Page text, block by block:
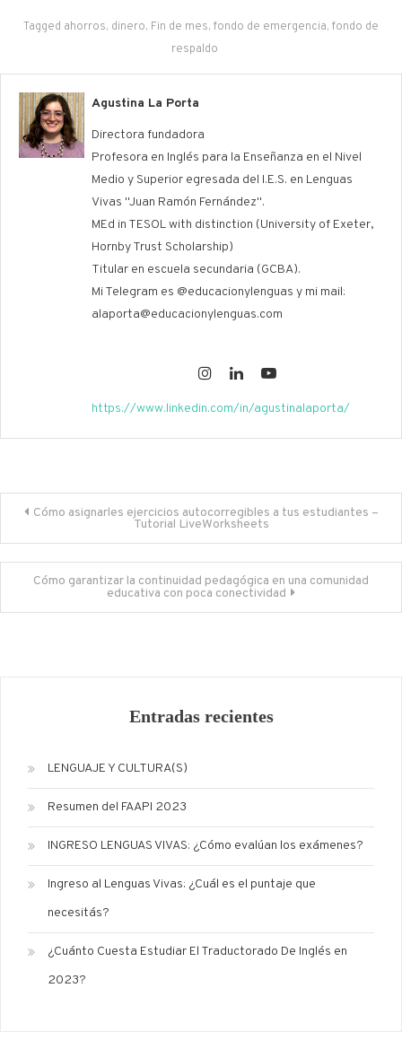
Tagged ahorros, dinero, Fin de mes, fondo de emergencia, fondo de
respaldo
Agustina La Porta
Directora fundadora
Profesora en Inglés para la Enseñanza en el Nivel
Medio y Superior egresada del I.E.S. en Lenguas
Vivas "Juan Ramón Fernández".
MEd in TESOL with distinction (University of Exeter,
Hornby Trust Scholarship)
Titular en escuela secundaria (GCBA).
Mi Telegram es @educacionylenguas y mi mail:
alaporta@educacionylenguas.com
https://www.linkedin.com/in/agustinalaporta/
Navegación
de
entradas
Cómo asignarles ejercicios autocorregibles a tus estudiantes –
Tutorial LiveWorksheets
Cómo garantizar la continuidad pedagógica en una comunidad
educativa con poca conectividad
Entradas recientes
LENGUAJE Y CULTURA(S)
Resumen del FAAPI 2023
INGRESO LENGUAS VIVAS: ¿Cómo evalúan los exámenes?
Ingreso al Lenguas Vivas: ¿Cuál es el puntaje que
necesitás?
¿Cuánto Cuesta Estudiar El Traductorado De Inglés en
2023?